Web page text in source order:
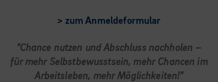
> zum Anmeldeformular
"Chance nutzen und Abschluss nachholen –
für mehr Selbstbewusstsein, mehr Chancen im
Arbeitsleben, mehr Möglichkeiten!"